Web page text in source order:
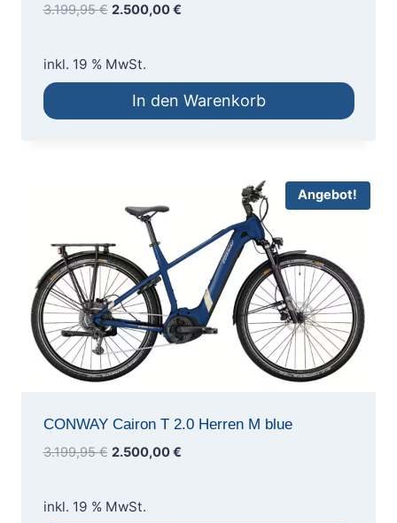
3.199,95€ Ursprünglicher
3.199,95 €
2.500,00€Aktueller
inkl. 19 % MwSt.
In den Warenkorb
Angebot!
CONWAY Cairon T 2.0 Herren M blue
3.199,95€ Ursprünglicher
3.199,95 €
2.500,00€Aktueller
inkl. 19 % MwSt.